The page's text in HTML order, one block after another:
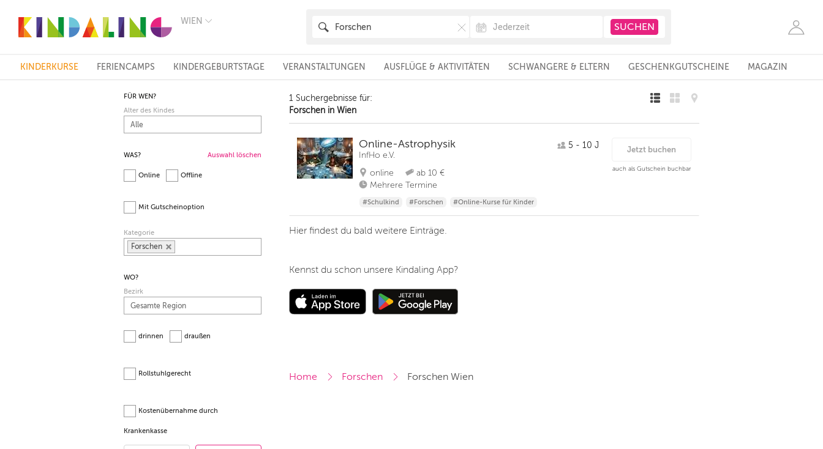
WIEN
BERLIN
FRANKFURT
KÖLN
ESSEN
WIEN
REGIONEN
KINDERKURSE FERIENCAMPS KINDERGEBURTSTAGE VERANSTALTUNGEN AUSFLÜGE & AKTIVITÄTEN SCHWANGERE & ELTERN GESCHENKGUTSCHEINE MAGAZIN
FÜR WEN?
Alter des Kindes
WAS? Auswahl löschen
Online Offline
Mit Gutscheinoption
Kategorie
Forschen
WO?
Bezirk
drinnen draußen
Rollstuhlgerecht
Kostenübernahme durch
Krankenkasse
1 Suchergebnisse für:
Forschen in Wien
Online-Astrophysik
InfHo e.V.
online
ab 10 €
Mehrere Termine
5 - 10 J
#Schulkind #Forschen #Online-Kurse für Kinder
Jetzt buchen
auch als Gutschein buchbar
Hier findest du bald weitere Einträge.
Kennst du schon unsere Kindaling App?
Home Forschen Forschen Wien